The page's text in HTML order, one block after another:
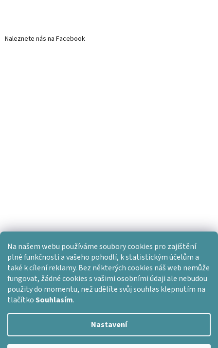
Na našem webu používáme soubory cookies pro zajištění
plné funkčnosti a vašeho pohodlí, k statistickým účelům a
také k cílení reklamy. Bez některých cookies náš web nemůže
fungovat, žádné cookies s vašimi osobními údaji ale nebudou
použity do momentu, než udělíte svůj souhlas klepnutím na
tlačítkoSouhlasím.
Nastavení
Naleznete nás na Facebook
Vytvořil Shoptet